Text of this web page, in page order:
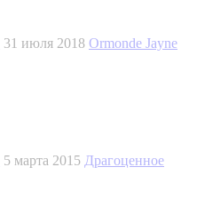
31 июля 2018 Ormonde Jayne
5 марта 2015 Драгоценное